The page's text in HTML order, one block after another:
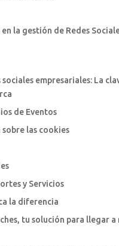
la gestión de Redes
empresariales: La
de Eventos
las cookies
y Servicios
la diferencia
tu solución para llegar a